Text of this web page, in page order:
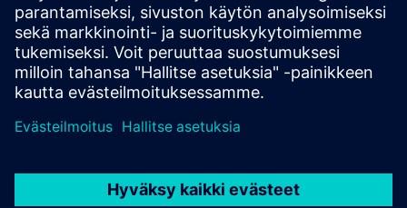
LoRaWAN-ominaisuuksilla, suunniteltu käytettäväksi
ankarissakin ja vaarallisissa ympäristöissä.
Lue lisää